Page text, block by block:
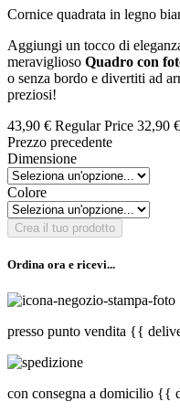
Cornice quadrata in legno
Aggiungi un tocco di
meraviglioso Quadro con
o senza bordo e divertiti ad
preziosi!
43,90 € Regular Price 32,90 €
Prezzo precedente
Dimensione
Colore
Crea il tuo prodotto
Ordina ora e ricevi...
presso punto vendita {{
con consegna a domicilio {{